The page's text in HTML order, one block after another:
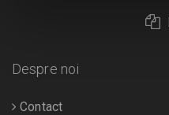
Despre noi
Contact